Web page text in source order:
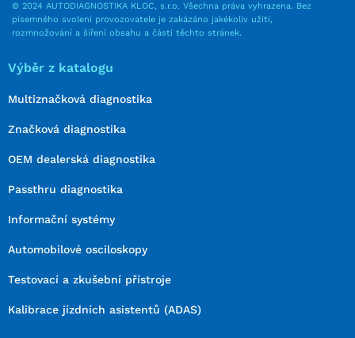
© 2024 AUTODIAGNOSTIKA KLOC, s.r.o. Všechna práva vyhrazena. Bez
písemného svolení provozovatele je zakázáno jakékoliv užití,
rozmnožování a šíření obsahu a částí těchto stránek.
Výběr z katalogu
Multiznačková diagnostika
Značková diagnostika
OEM dealerská diagnostika
Passthru diagnostika
Informační systémy
Automobilové osciloskopy
Testovací a zkušební přístroje
Kalibrace jízdních asistentů (ADAS)